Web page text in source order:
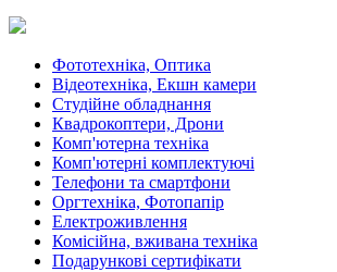
Фототехніка, Оптика
Відеотехніка, Екшн камери
Студійне обладнання
Квадрокоптери, Дрони
Комп'ютерна техніка
Комп'ютерні комплектуючі
Телефони та смартфони
Оргтехніка, Фотопапір
Електроживлення
Комісійна, вживана техніка
Подарункові сертифікати